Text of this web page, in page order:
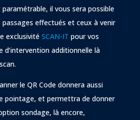
il vous sera possible
passages effectués et ceux à venir
exclusivité SCAN-IT pour vos
d’intervention additionnelle là
le QR Code donnera aussi
pointage, et permettra de donner
sondage, là encore,